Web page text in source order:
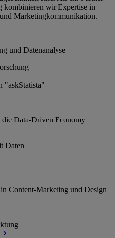
kombinieren wir Expertise in
Marketingkommunikation.
und Datenanalyse
"askStatista"
die Data-Driven Economy
Daten
Content-Marketing und Design